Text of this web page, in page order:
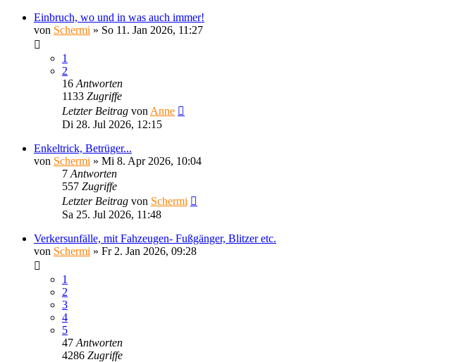
Einbruch, wo und in was auch immer!
von Schermi » So 11. Jan 2026, 11:27
1
2
16 Antworten
1133 Zugriffe
Letzter Beitrag von Anne
Di 28. Jul 2026, 12:15
Enkeltrick, Betrüger...
von Schermi » Mi 8. Apr 2026, 10:04
7 Antworten
557 Zugriffe
Letzter Beitrag von Schermi
Sa 25. Jul 2026, 11:48
Verkersunfälle, mit Fahzeugen- Fußgänger, Blitzer etc.
von Schermi » Fr 2. Jan 2026, 09:28
1
2
3
4
5
47 Antworten
4286 Zugriffe